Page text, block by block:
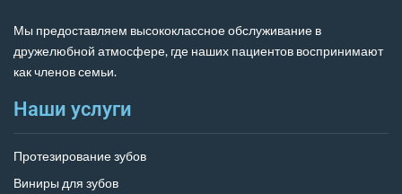
Мы предоставляем высококлассное обслуживание в
дружелюбной атмосфере, где наших пациентов воспринимают
как членов семьи.
Наши услуги
Протезирование зубов
Виниры для зубов